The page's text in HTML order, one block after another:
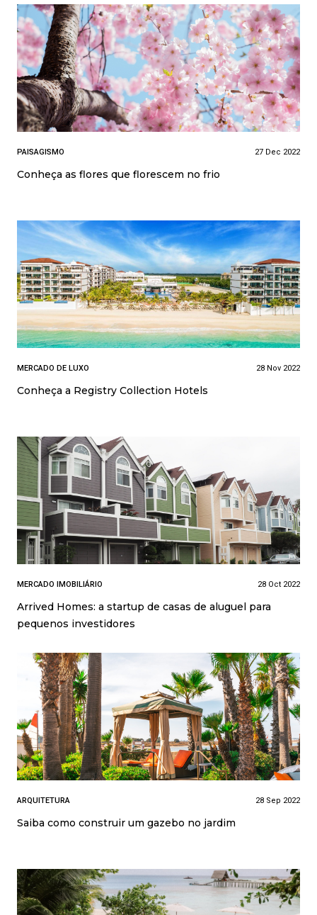
PAISAGISMO 27 Dec 2022
Conheça as flores que florescem no frio
MERCADO DE LUXO 28 Nov 2022
Conheça a Registry Collection Hotels
MERCADO IMOBILIÁRIO 28 Oct 2022
Arrived Homes: a startup de casas de aluguel para
pequenos investidores
ARQUITETURA 28 Sep 2022
Saiba como construir um gazebo no jardim